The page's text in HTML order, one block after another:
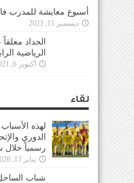
أسبوع معايشة للمدرب
ديسمبر 11, 2023
الحداد
الرياضية
أكتوبر 6, 2021
لقاء
لهذه
الدوري
رسمياً خلال
يناير 13, 2026
شباب